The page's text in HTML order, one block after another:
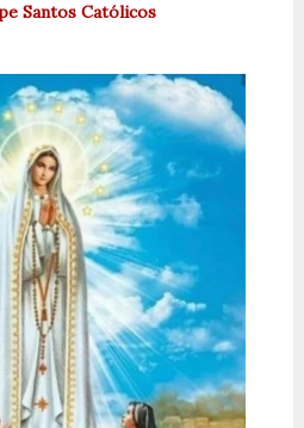
Santos Católicos